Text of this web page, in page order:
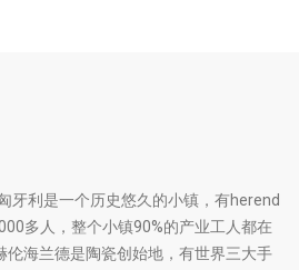
牙利是一个历史悠久的小镇，有herend
多人，整个小镇90%的产业工人都在
伦海兰德是陶瓷创始地，有世界三大手